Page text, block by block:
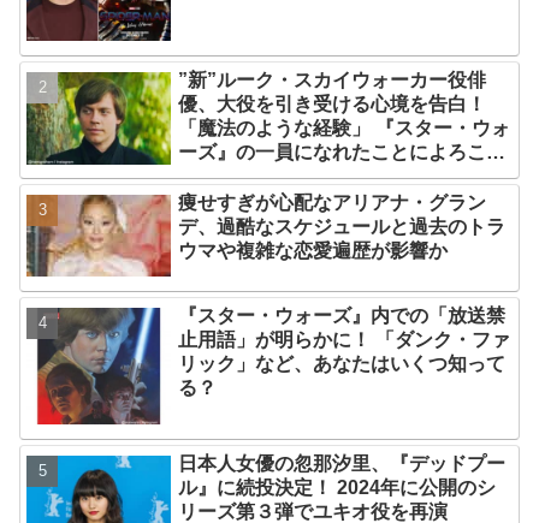
”新”ルーク・スカイウォーカー役俳
優、大役を引き受ける心境を告白！
「魔法のような経験」 『スター・ウォ
ーズ』の一員になれたことによろこび
爆発
痩せすぎが心配なアリアナ・グラン
デ、過酷なスケジュールと過去のトラ
ウマや複雑な恋愛遍歴が影響か
『スター・ウォーズ』内での「放送禁
止用語」が明らかに！ 「ダンク・ファ
リック」など、あなたはいくつ知って
る？
日本人女優の忽那汐里、『デッドプー
ル』に続投決定！ 2024年に公開のシ
リーズ第３弾でユキオ役を再演